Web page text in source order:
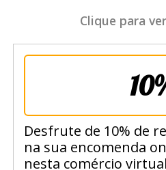
Clique para
Desfrute de 10% de
na sua encomenda
nesta comércio